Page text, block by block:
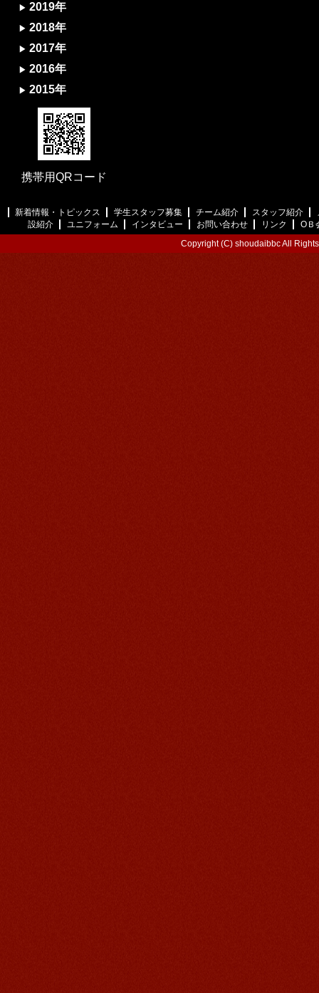
2019年
2018年
2017年
2016年
2015年
携帯用QRコード
新着情報・トピックス 学生スタッフ募集 チーム紹介 スタッフ紹介
設紹介
ユニフォーム インタビュー お問い合わせ リンク
ОＢ
Copyright (C) shoudaibbc All